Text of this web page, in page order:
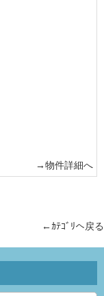
→物件詳細へ
←ｶﾃｺﾞﾘへ戻る